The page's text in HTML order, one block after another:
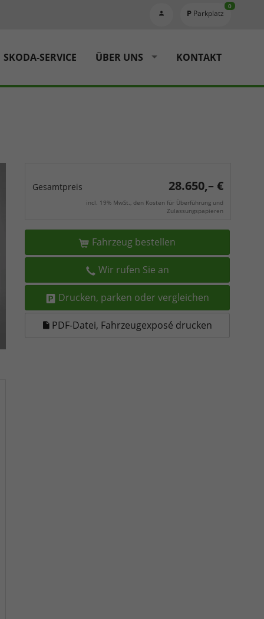
Parkplatz
0
SKODA-SERVICE ÜBER UNS KONTAKT
Gesamtpreis 28.650,– €
incl. 19% MwSt., den Kosten für Überführung und
Zulassungspapieren
Fahrzeug bestellen
Wir rufen Sie an
Drucken, parken oder vergleichen
PDF-Datei, Fahrzeugexposé drucken